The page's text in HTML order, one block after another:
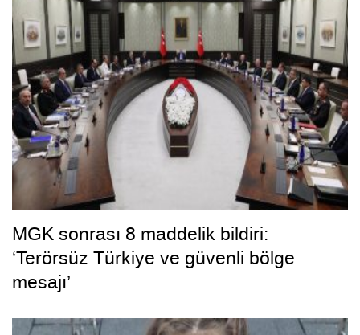
MGK sonrası 8 maddelik bildiri:
‘Terörsüz Türkiye ve güvenli bölge
mesajı’